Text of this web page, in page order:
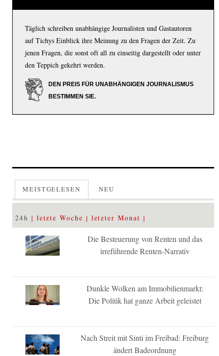
Täglich schreiben unabhängige Journalisten und Gastautoren
auf Tichys Einblick ihre Meinung zu den Fragen der Zeit. Zu
jenen Fragen, die sonst oft all zu einseitig dargestellt oder unter
den Teppich gekehrt werden.
DEN PREIS FÜR UNABHÄNGIGEN JOURNALISMUS
BESTIMMEN SIE.
MEISTGELESEN NEU
24h letzte Woche letzter Monat
Die Besteuerung von Renten und das
irreführende Renten-Narrativ
Dunkle Wolken am Immobilienmarkt:
Die Politik hat ganze Arbeit geleistet
Nach Streit mit Sinti im Freibad: Freiburg
ändert Badeordnung